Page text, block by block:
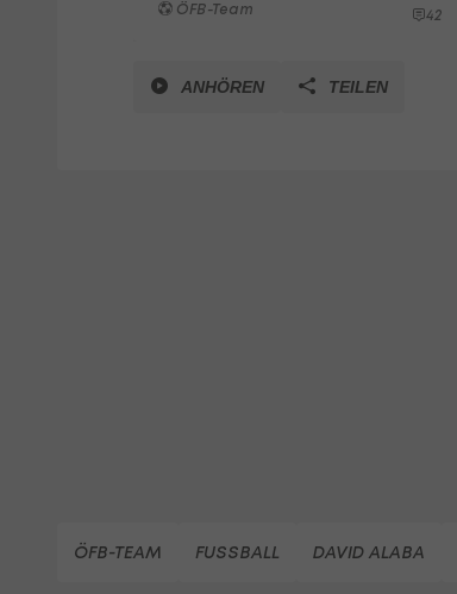
ÖFB-Team 42
ANHÖREN TEILEN
ÖFB-TEAM FUSSBALL DAVID ALABA